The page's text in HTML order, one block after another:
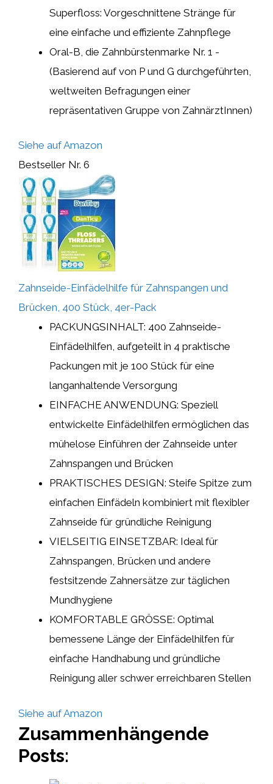
Superfloss: Vorgeschnittene Stränge für
eine einfache und effiziente Zahnpflege
Oral-B, die Zahnbürstenmarke Nr. 1 -
(Basierend auf von P und G durchgeführten,
weltweiten Befragungen einer
repräsentativen Gruppe von ZahnärztInnen)
Siehe auf Amazon
Bestseller Nr. 6
Zahnseide-Einfädelhilfe für Zahnspangen und
Brücken, 400 Stück, 4er-Pack
PACKUNGSINHALT: 400 Zahnseide-
Einfädelhilfen, aufgeteilt in 4 praktische
Packungen mit je 100 Stück für eine
langanhaltende Versorgung
EINFACHE ANWENDUNG: Speziell
entwickelte Einfädelhilfen ermöglichen das
mühelose Einführen der Zahnseide unter
Zahnspangen und Brücken
PRAKTISCHES DESIGN: Steife Spitze zum
einfachen Einfädeln kombiniert mit flexibler
Zahnseide für gründliche Reinigung
VIELSEITIG EINSETZBAR: Ideal für
Zahnspangen, Brücken und andere
festsitzende Zahnersätze zur täglichen
Mundhygiene
KOMFORTABLE GRÖSSE: Optimal
bemessene Länge der Einfädelhilfen für
einfache Handhabung und gründliche
Reinigung aller schwer erreichbaren Stellen
Siehe auf Amazon
Zusammenhängende
Posts: